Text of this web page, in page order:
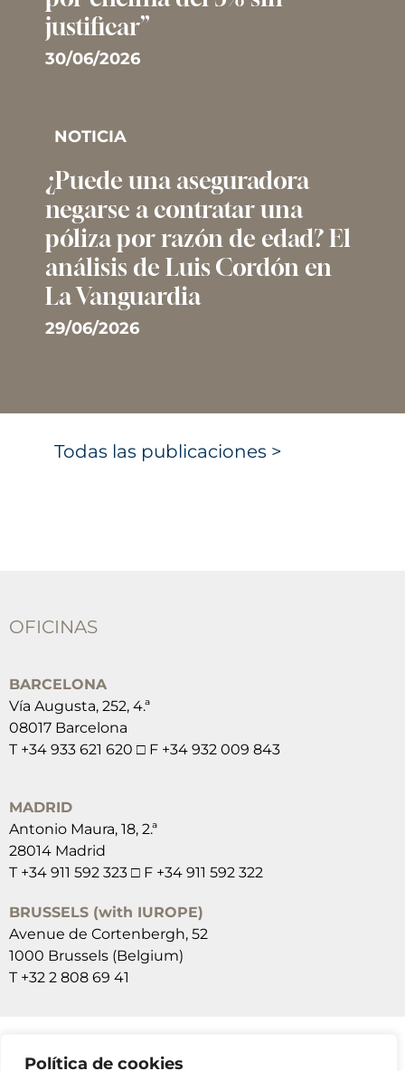
Política de cookies
justificar”
30/06/2026
NOTICIA
¿Puede una aseguradora
negarse a contratar una
póliza por razón de edad? El
análisis de Luis Cordón en
La Vanguardia
29/06/2026
Todas las publicaciones >
OFICINAS
BARCELONA
Vía Augusta, 252, 4.ª
08017 Barcelona
T +34 933 621 620 □ F +34 932 009 843
MADRID
Antonio Maura, 18, 2.ª
28014 Madrid
T +34 911 592 323 □ F +34 911 592 322
BRUSSELS (with IUROPE)
Avenue de Cortenbergh, 52
1000 Brussels (Belgium)
T +32 2 808 69 41